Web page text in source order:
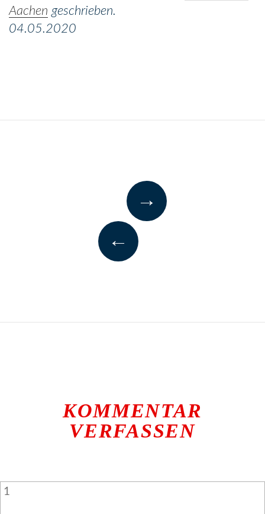
Aachen geschrieben.
04.05.2020
→
←
KOMMENTAR
VERFASSEN